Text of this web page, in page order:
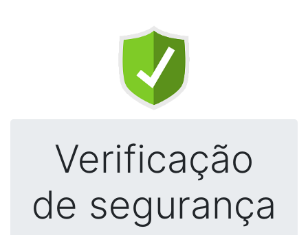
Verificação
de segurança